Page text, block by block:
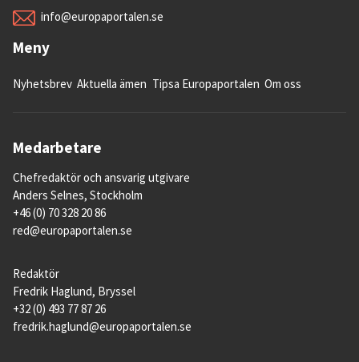
info@europaportalen.se
Meny
Nyhetsbrev Aktuella ämen Tipsa Europaportalen Om oss
Medarbetare
Chefredaktör och ansvarig utgivare
Anders Selnes, Stockholm
+46 (0) 70 328 20 86
red@europaportalen.se
Redaktör
Fredrik Haglund, Bryssel
+32 (0) 493 77 87 26
fredrik.haglund@europaportalen.se